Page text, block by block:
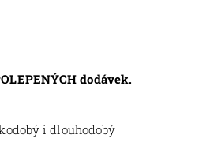
dodávek.
i dlouhodobý